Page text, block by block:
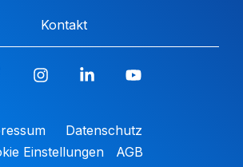
Kontakt
Datenschutz
Einstellungen
AGB
FacebookInstagramLinkedin